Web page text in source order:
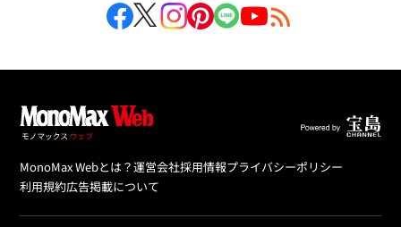
MonoMax Webとは？運営会社採用情報プライバシーポリシー
利用規約広告掲載について